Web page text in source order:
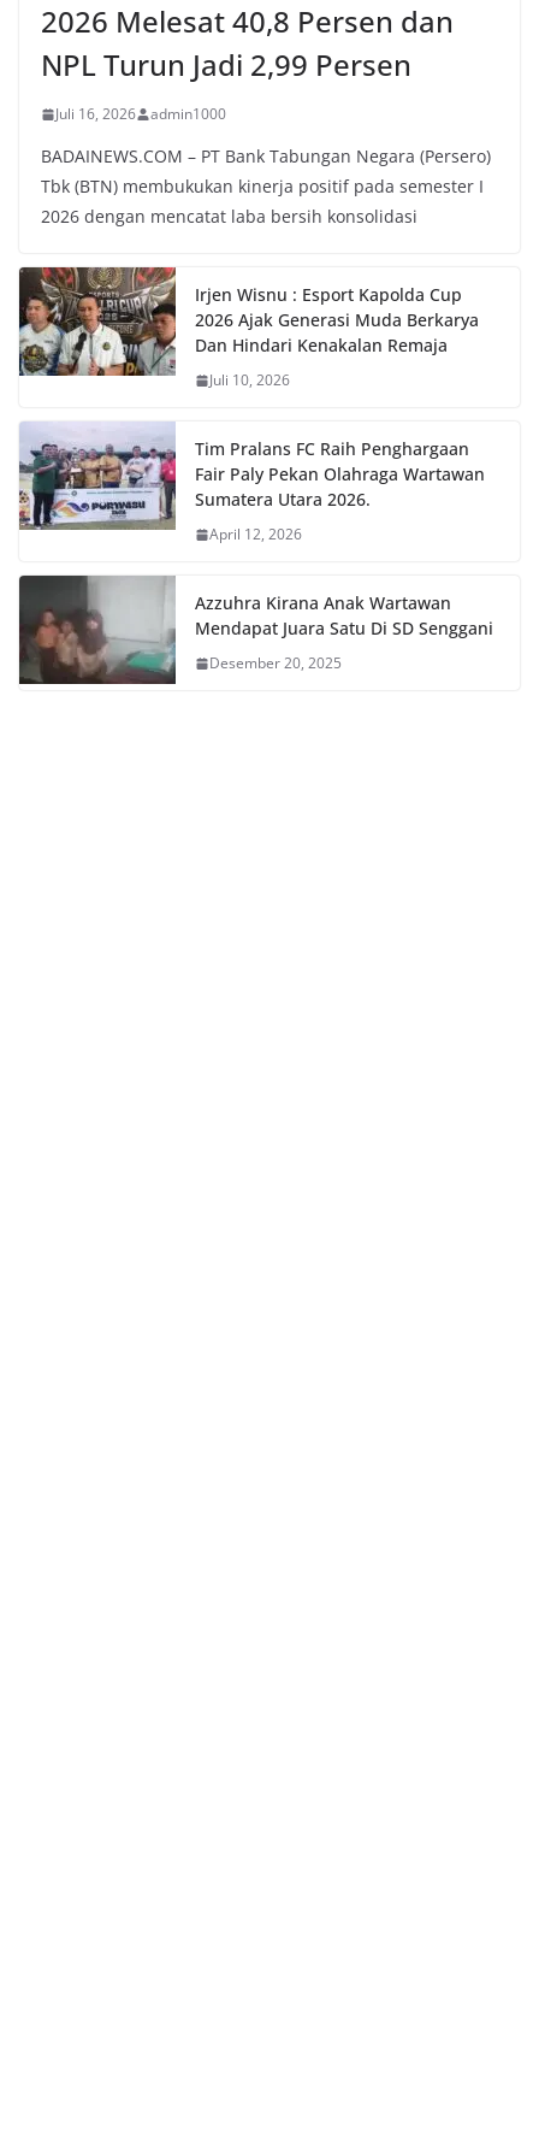
2026 Melesat 40,8 Persen dan
NPL Turun Jadi 2,99 Persen
Juli 16, 2026 admin1000
BADAINEWS.COM – PT Bank Tabungan Negara (Persero)
Tbk (BTN) membukukan kinerja positif pada semester I
2026 dengan mencatat laba bersih konsolidasi
Irjen Wisnu : Esport Kapolda Cup
2026 Ajak Generasi Muda Berkarya
Dan Hindari Kenakalan Remaja
Juli 10, 2026
Tim Pralans FC Raih Penghargaan
Fair Paly Pekan Olahraga Wartawan
Sumatera Utara 2026.
April 12, 2026
Azzuhra Kirana Anak Wartawan
Mendapat Juara Satu Di SD Senggani
Desember 20, 2025